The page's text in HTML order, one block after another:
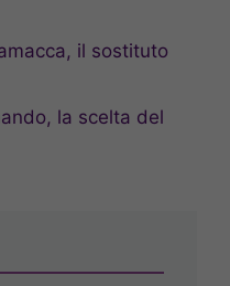
il sostituto
la scelta del